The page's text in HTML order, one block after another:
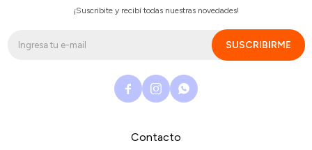
Contacto
¡Suscribite y recibí todas nuestras novedades!
SUSCRIBIRME
  